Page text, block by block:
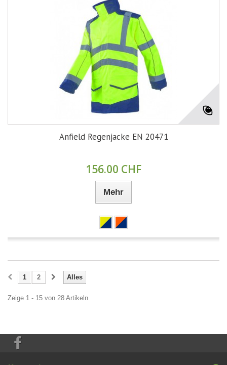
Anfield Regenjacke EN 20471
156.00 CHF
Mehr
Alles
1 2
Zeige 1 - 15 von 28 Artikeln